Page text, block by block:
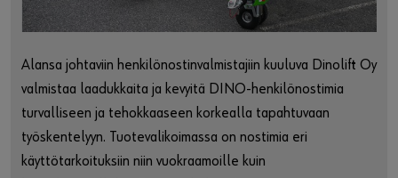
Alansa johtaviin henkilönostinvalmistajiin kuuluva Dinolift Oy
valmistaa laadukkaita ja kevyitä DINO-henkilönostimia
turvalliseen ja tehokkaaseen korkealla tapahtuvaan
työskentelyyn. Tuotevalikoimassa on nostimia eri
käyttötarkoituksiin niin vuokraamoille kuin